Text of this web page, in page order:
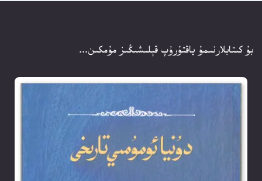
بۇ كىتابلارنىمۇ ياقتۇرۇپ قېلىشىڭىز مۇمكىن...